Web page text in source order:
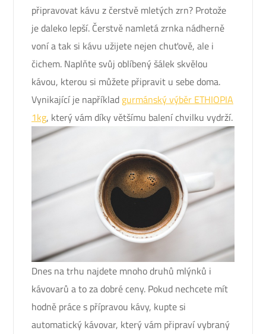
připravovat kávu z čerstvě mletých zrn? Protože
je daleko lepší. Čerstvě namletá zrnka nádherně
voní a tak si kávu užijete nejen chuťově, ale i
čichem. Naplňte svůj oblíbený šálek skvělou
kávou, kterou si můžete připravit u sebe doma.
Vynikající je například gurmánský výběr ETHIOPIA
1kg, který vám díky většímu balení chvilku vydrží.
Dnes na trhu najdete mnoho druhů mlýnků i
kávovarů a to za dobré ceny. Pokud nechcete mít
hodně práce s přípravou kávy, kupte si
automatický kávovar, který vám připraví vybraný